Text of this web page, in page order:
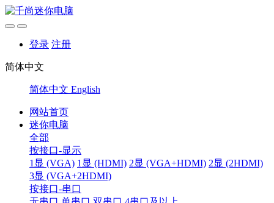
登录 注册
简体中文
简体中文 English
网站首页
迷你电脑
全部
按接口-显示
1显 (VGA) 1显 (HDMI) 2显 (VGA+HDMI) 2显 (2HDMI)
3显 (VGA+2HDMI)
按接口-串口